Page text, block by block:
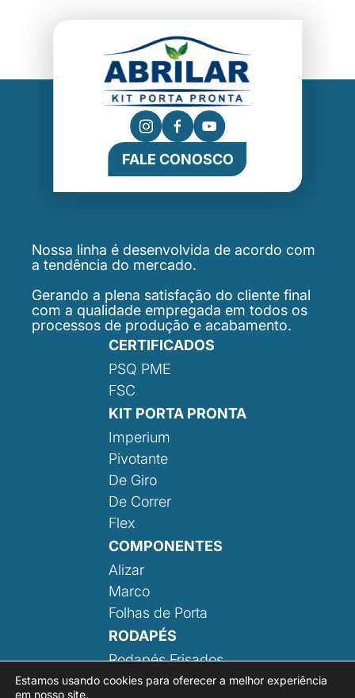
FALE CONOSCO
Nossa linha é desenvolvida de acordo com
a tendência do mercado.
Gerando a plena satisfação do cliente final
com a qualidade empregada em todos os
processos de produção e acabamento.
CERTIFICADOS
PSQ PME
FSC
KIT PORTA PRONTA
Imperium
Pivotante
De Giro
De Correr
Flex
COMPONENTES
Alizar
Marco
Folhas de Porta
RODAPÉS
Rodapés Frisados
Rodapé Liso
Estamos usando cookies para oferecer a melhor experiência
em nosso site.